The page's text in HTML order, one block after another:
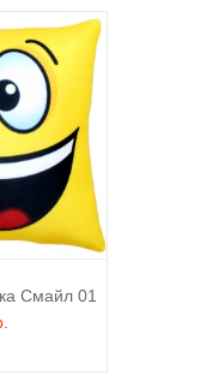
Смайл 01